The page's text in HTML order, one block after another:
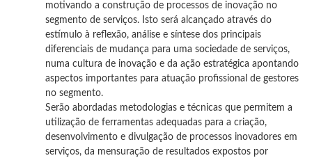
motivando a construção de processos de inovação no
segmento de serviços. Isto será alcançado através do
estímulo à reflexão, análise e síntese dos principais
diferenciais de mudança para uma sociedade de serviços,
numa cultura de inovação e da ação estratégica apontando
aspectos importantes para atuação profissional de gestores
no segmento.
Serão abordadas metodologias e técnicas que permitem a
utilização de ferramentas adequadas para a criação,
desenvolvimento e divulgação de processos inovadores em
serviços, da mensuração de resultados expostos por